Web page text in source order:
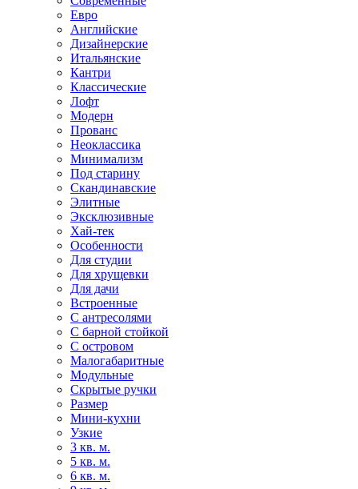
Евро
Английские
Дизайнерские
Итальянские
Кантри
Классические
Лофт
Модерн
Прованс
Неоклассика
Минимализм
Под старину
Скандинавские
Элитные
Эксклюзивные
Хай-тек
Особенности
Для студии
Для хрущевки
Для дачи
Встроенные
С антресолями
С барной стойкой
С островом
Малогабаритные
Модульные
Скрытые ручки
Размер
Мини-кухни
Узкие
3 кв. м.
5 кв. м.
6 кв. м.